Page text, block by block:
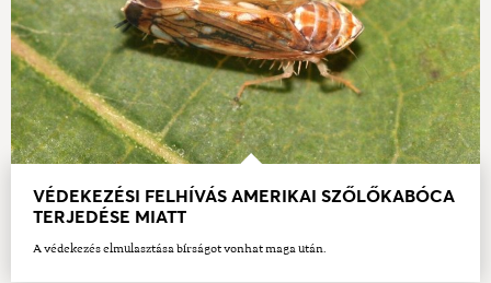
VÉDEKEZÉSI FELHÍVÁS AMERIKAI SZŐLŐKABÓCA
TERJEDÉSE MIATT
A védekezés elmulasztása bírságot vonhat maga után.